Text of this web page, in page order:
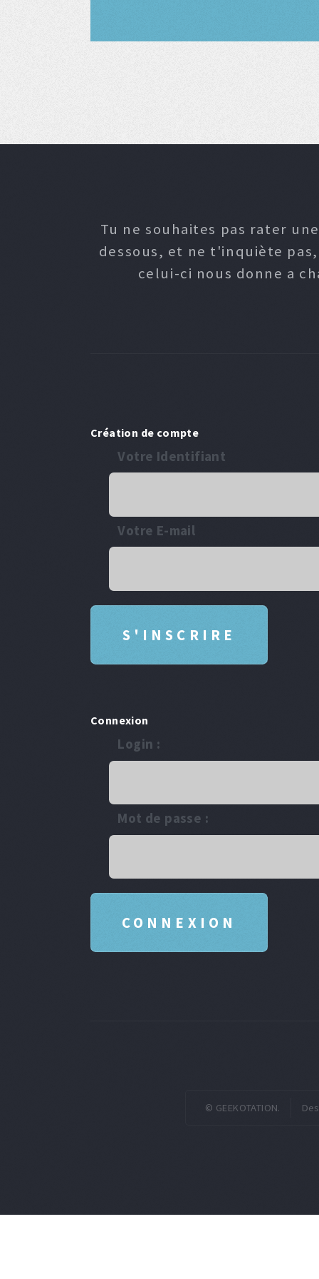
Tu ne souhaites pas rater
dessous, et ne t'inquiète
celui-ci nous donne a
Création de compte
Votre Identifiant
Votre E-mail
Connexion
Login :
Mot de passe :
© GEEKOTATION.